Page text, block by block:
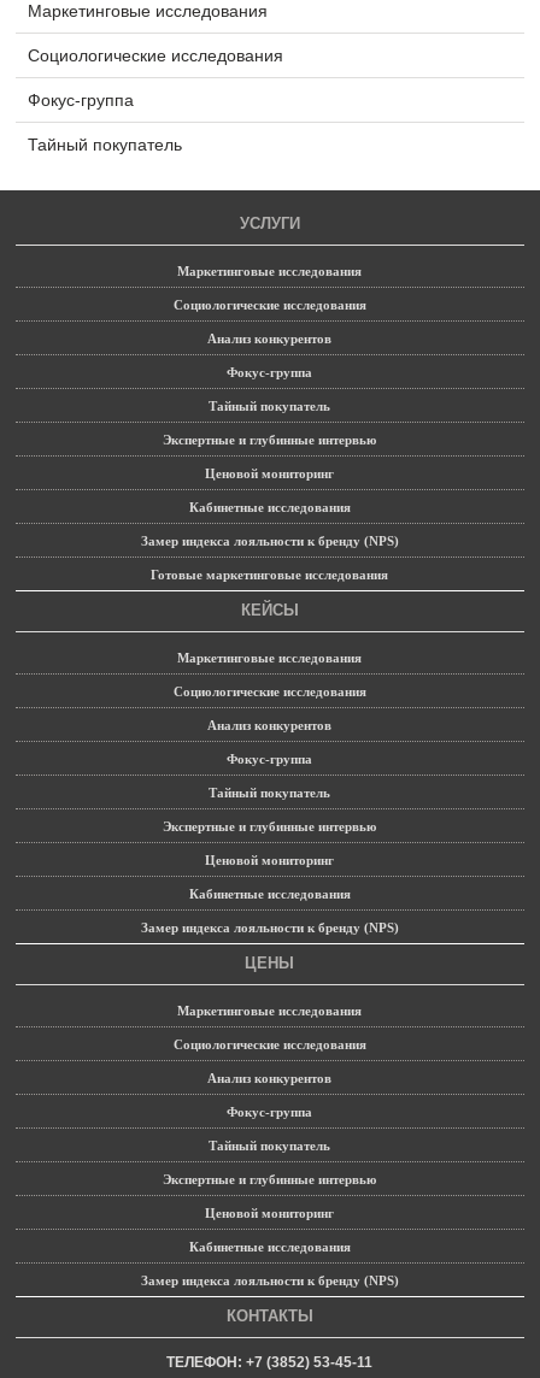
Маркетинговые исследования
Социологические исследования
Фокус-группа
Тайный покупатель
УСЛУГИ
Маркетинговые исследования
Социологические исследования
Анализ конкурентов
Фокус-группа
Тайный покупатель
Экспертные и глубинные интервью
Ценовой мониторинг
Кабинетные исследования
Замер индекса лояльности к бренду (NPS)
Готовые маркетинговые исследования
КЕЙСЫ
Маркетинговые исследования
Социологические исследования
Анализ конкурентов
Фокус-группа
Тайный покупатель
Экспертные и глубинные интервью
Ценовой мониторинг
Кабинетные исследования
Замер индекса лояльности к бренду (NPS)
ЦЕНЫ
Маркетинговые исследования
Социологические исследования
Анализ конкурентов
Фокус-группа
Тайный покупатель
Экспертные и глубинные интервью
Ценовой мониторинг
Кабинетные исследования
Замер индекса лояльности к бренду (NPS)
КОНТАКТЫ
ТЕЛЕФОН: +7 (3852) 53-45-11